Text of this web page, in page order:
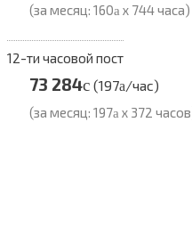
(за месяц: 160a x 744 часа)
12-ти часовой пост
73 284c (197a/час)
(за месяц: 197a x 372